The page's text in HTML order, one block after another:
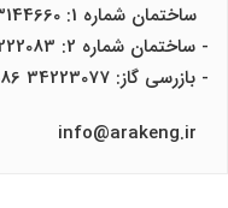
ساختمان شماره 1: 33144660 086.
- ساختمان شماره 2: 32222083 086
- بازرسی گاز: 34223077 086